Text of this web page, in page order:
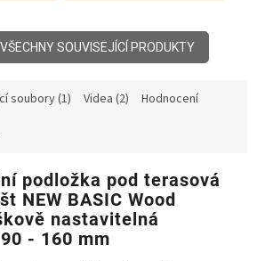
SOUVISEJÍCÍ PRODUKTY
soubory (1) Videa (2) Hodnocení
podložka pod terasová
NEW BASIC Wood
nastavitelná
- 160 mm